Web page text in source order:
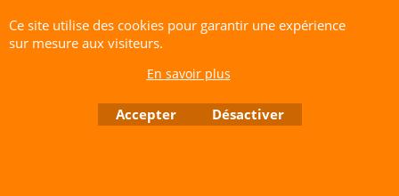
couleurs sur le long terme."
CERF-VOLANT SERVICE 53 rue de Thubeauville 62650 Parenty. France
Vente directe auprès de notre local uniquement sur rendez-vous
Ce site utilise des cookies pour garantir une expérience
sur mesure aux visiteurs.
En savoir plus
Accepter Désactiver